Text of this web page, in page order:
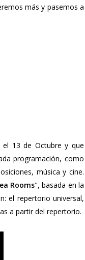
más y pasemos a
el 13 de Octubre y que
programación, como
música y cine.
Rooms", basada en la
el repertorio universal,
a partir del repertorio.